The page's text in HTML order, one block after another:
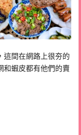
這間在網路上很夯的
和蝦皮都有他們的賣